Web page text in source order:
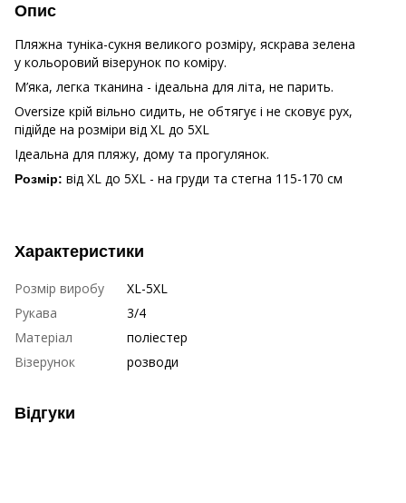
Опис
Пляжна туніка-сукня великого розміру, яскрава зелена
у кольоровий візерунок по коміру.
М’яка, легка тканина - ідеальна для літа, не парить.
Oversize крій вільно сидить, не обтягує і не сковує рух,
підійде на розміри від XL до 5XL
Ідеальна для пляжу, дому та прогулянок.
Розмір: від XL до 5XL - на груди та стегна 115-170 см
Характеристики
Розмір виробу
XL-5XL
Рукава
3/4
Матеріал
поліестер
Візерунок
розводи
Відгуки